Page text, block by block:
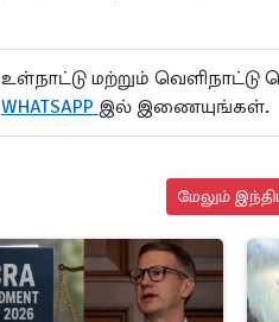
உள்நாட்டு மற்றும்
WHATSAPP இல் இணையுங்கள்.
மேலும்